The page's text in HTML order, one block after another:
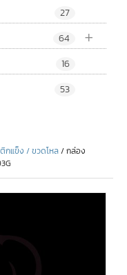
27
+
64
16
53
กแข็ง / ขวดโหล/ กล่อง